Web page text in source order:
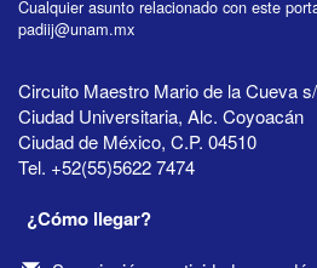
Cualquier asunto relacionado con este
padiij@unam.mx
Circuito Maestro Mario de la Cueva
Ciudad Universitaria, Alc. Coyoacán
Ciudad de México, C.P. 04510
Tel. +52(55)5622 7474
¿Cómo llegar?